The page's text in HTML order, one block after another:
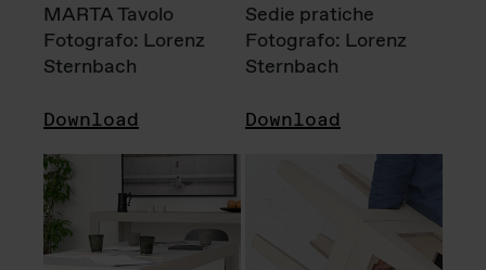
MARTA Tavolo
Fotografo: Lorenz
Sternbach
Download
Sedie pratiche
Fotografo: Lorenz
Sternbach
Download